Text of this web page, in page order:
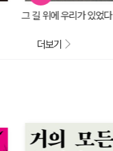
그 길 위에 우리가 있었다
더보기